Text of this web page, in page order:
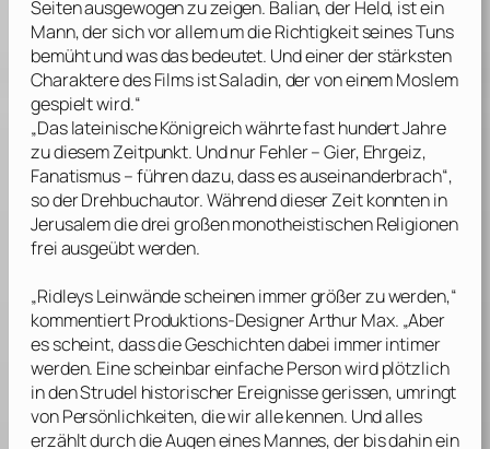
Seiten ausgewogen zu zeigen. Balian, der Held, ist ein
Mann, der sich vor allem um die Richtigkeit seines Tuns
bemüht und was das bedeutet. Und einer der stärksten
Charaktere des Films ist Saladin, der von einem Moslem
gespielt wird.“
„Das lateinische Königreich währte fast hundert Jahre
zu diesem Zeitpunkt. Und nur Fehler – Gier, Ehrgeiz,
Fanatismus – führen dazu, dass es auseinanderbrach“,
so der Drehbuchautor. Während dieser Zeit konnten in
Jerusalem die drei großen monotheistischen Religionen
frei ausgeübt werden.
„Ridleys Leinwände scheinen immer größer zu werden,“
kommentiert Produktions-DesignerArthur Max. „Aber
es scheint, dass die Geschichten dabei immer intimer
werden. Eine scheinbar einfache Person wird plötzlich
in den Strudel historischer Ereignisse gerissen, umringt
von Persönlichkeiten, die wir alle kennen. Und alles
erzählt durch die Augen eines Mannes, der bis dahin ein